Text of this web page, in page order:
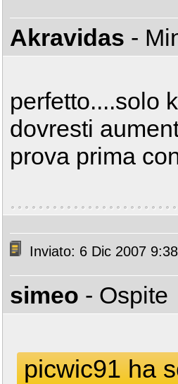
Akravidas -
perfetto....solo
dovresti
prova prima
Inviato: 6 Dic 2007 9:38
simeo - Ospite
picwic91 ha